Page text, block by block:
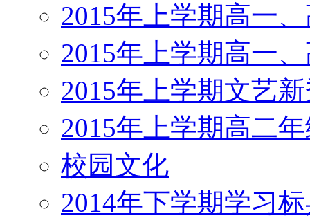
2015年上学期高一
2015年上学期高一
2015年上学期文艺
2015年上学期高二
校园文化
2014年下学期学习